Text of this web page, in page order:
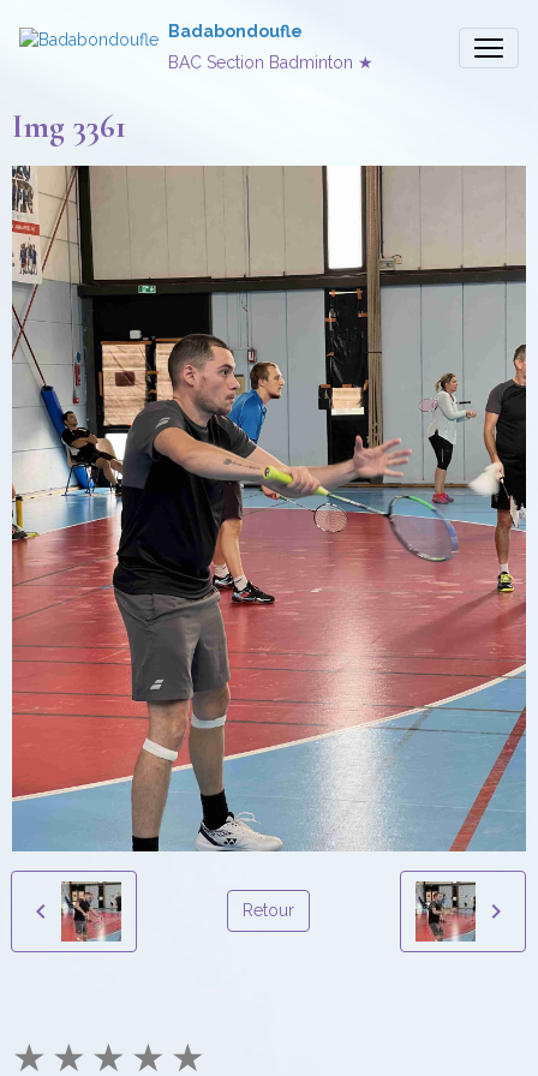
Badabondoufle
BAC Section Badminton ★
Img 3361
Retour
★ ★ ★ ★ ★